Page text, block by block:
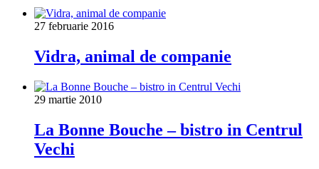
27 februarie 2016
Vidra, animal de companie
29 martie 2010
La Bonne Bouche – bistro in Centrul
Vechi